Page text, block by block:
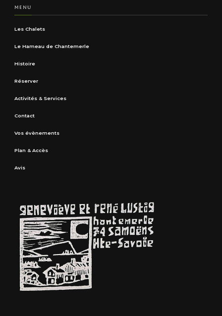
MENU
Les Chalets
Le Hameau de Chantemerle
Histoire
Réserver
Activités & Services
Contact
Vos évènements
Plan & Accès
Avis